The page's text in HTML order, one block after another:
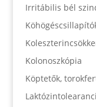
Irritábilis bél
Kolonoszkópia
Köptetők,